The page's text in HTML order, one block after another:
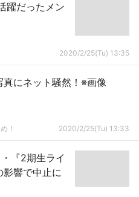
躍だったメン
2020/2/25(Tu) 13:35
にネット騒然！※画像
！ 2020/2/25(Tu) 13:33
『2期生ライ
影響で中止に